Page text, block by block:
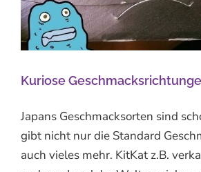
Kuriose
Japans Geschmacksorten sind
gibt nicht nur die Standard
auch vieles mehr. KitKat z.B.